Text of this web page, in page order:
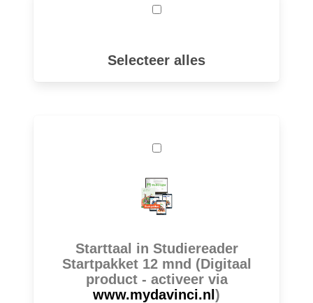
Selecteer alles
Starttaal in Studiereader
Startpakket 12 mnd (Digitaal
product - activeer via
www.mydavinci.nl )